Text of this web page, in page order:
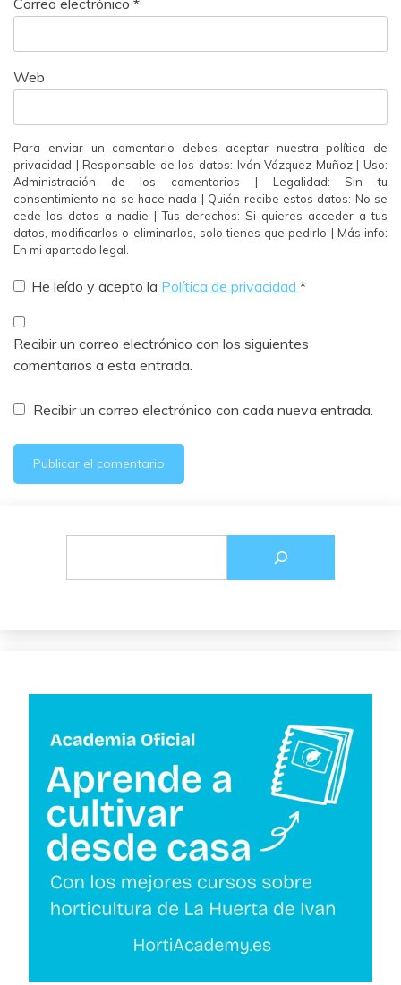
Web
Para enviar un comentario debes aceptar nuestra política de
privacidad | Responsable de los datos: Iván Vázquez Muñoz | Uso:
Administración de los comentarios | Legalidad: Sin tu
consentimiento no se hace nada | Quién recibe estos datos: No se
cede los datos a nadie | Tus derechos: Si quieres acceder a tus
datos, modificarlos o eliminarlos, solo tienes que pedirlo | Más info:
En mi apartado legal.
He leído y acepto la Política de privacidad *
Recibir un correo electrónico con los siguientes
comentarios a esta entrada.
Recibir un correo electrónico con cada nueva entrada.